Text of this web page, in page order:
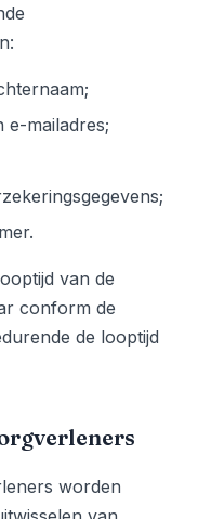
e-mailadres;
van de
conform de
de looptijd
worden